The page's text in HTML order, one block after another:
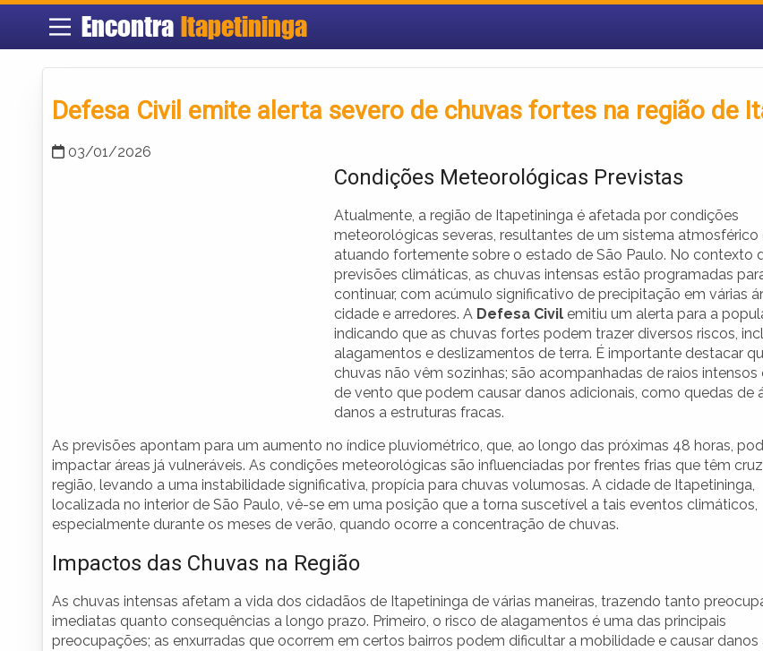
Encontra Itapetininga
Defesa Civil emite alerta severo de chuvas fortes na região de
03/01/2026
Condições Meteorológicas Previstas
Atualmente, a região de Itapetininga é afetada por condições
meteorológicas severas, resultantes de um sistema atmosférico
atuando fortemente sobre o estado de São Paulo. No contexto
previsões climáticas, as chuvas intensas estão programadas
continuar, com acúmulo significativo de precipitação em várias
cidade e arredores. A Defesa Civil emitiu um alerta para a
indicando que as chuvas fortes podem trazer diversos riscos,
alagamentos e deslizamentos de terra. É importante destacar
chuvas não vêm sozinhas; são acompanhadas de raios intensos
de vento que podem causar danos adicionais, como quedas de
danos a estruturas fracas.
As previsões apontam para um aumento no índice pluviométrico, que, ao longo das próximas 48 horas,
impactar áreas já vulneráveis. As condições meteorológicas são influenciadas por frentes frias que têm
região, levando a uma instabilidade significativa, propícia para chuvas volumosas. A cidade de Itapetininga,
localizada no interior de São Paulo, vê-se em uma posição que a torna suscetível a tais eventos climáticos,
especialmente durante os meses de verão, quando ocorre a concentração de chuvas.
Impactos das Chuvas na Região
As chuvas intensas afetam a vida dos cidadãos de Itapetininga de várias maneiras, trazendo tanto
imediatas quanto consequências a longo prazo. Primeiro, o risco de alagamentos é uma das principais
preocupações; as enxurradas que ocorrem em certos bairros podem dificultar a mobilidade e causar danos